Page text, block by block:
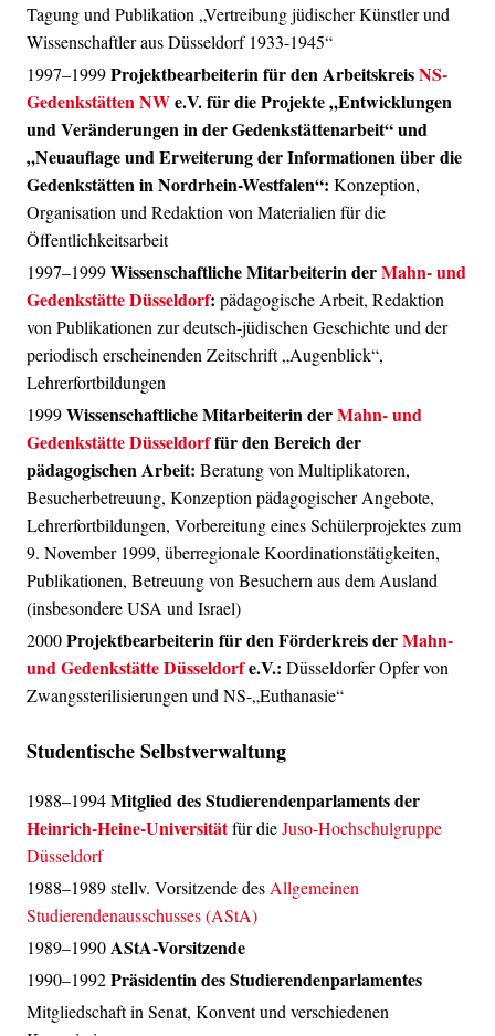
Tagung und Publikation „Vertreibung jüdischer Künstler und
Wissenschaftler aus Düsseldorf 1933-1945“
1997–1999Projektbearbeiterin für den ArbeitskreisNS-
Gedenkstätten NWe.V. für die Projekte „Entwicklungen
und Veränderungen in der Gedenkstättenarbeit“ und
„Neuauflage und Erweiterung der Informationen über die
Gedenkstätten in Nordrhein-Westfalen“: Konzeption,
Organisation und Redaktion von Materialien für die
Öffentlichkeitsarbeit
1997–1999Wissenschaftliche Mitarbeiterin derMahn- und
Gedenkstätte Düsseldorf: pädagogische Arbeit, Redaktion
von Publikationen zur deutsch-jüdischen Geschichte und der
periodisch erscheinenden Zeitschrift „Augenblick“,
Lehrerfortbildungen
1999Wissenschaftliche Mitarbeiterin derMahn- und
Gedenkstätte Düsseldorffür den Bereich der
pädagogischen Arbeit: Beratung von Multiplikatoren,
Besucherbetreuung, Konzeption pädagogischer Angebote,
Lehrerfortbildungen, Vorbereitung eines Schülerprojektes zum
9. November 1999, überregionale Koordinationstätigkeiten,
Publikationen, Betreuung von Besuchern aus dem Ausland
(insbesondere USA und Israel)
2000Projektbearbeiterin für den Förderkreis derMahn-
und Gedenkstätte Düsseldorfe.V.: Düsseldorfer Opfer von
Zwangssterilisierungen und NS-„Euthanasie“
Studentische Selbstverwaltung
1988–1994Mitglied des Studierendenparlamentsder
Heinrich-Heine-Universitätfür dieJuso-Hochschulgruppe
Düsseldorf
1988–1989 stellv. Vorsitzende des Allgemeinen
Studierendenausschusses (AStA)
1989–1990AStA-Vorsitzende
1990–1992Präsidentin des Studierendenparlamentes
Mitgliedschaft in Senat, Konvent und verschiedenen